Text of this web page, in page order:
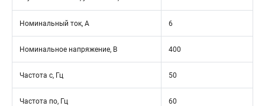
Номинальный ток, А 6
Номинальное напряжение, В 400
Частота с, Гц 50
Частота по, Гц 60